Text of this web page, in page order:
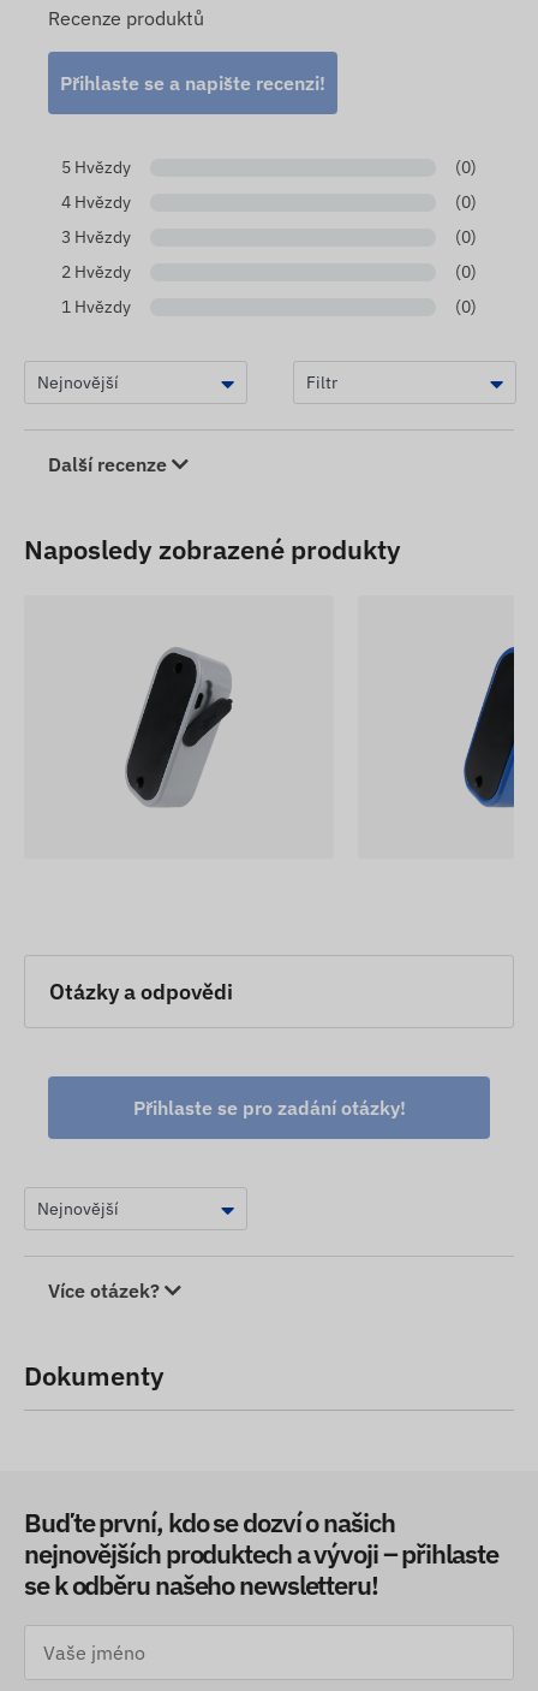
vyhovuje, využijte této skvělé služby!
Recenze produktů
Přihlaste se a napište recenzi!
5 Hvězdy
(0)
4 Hvězdy
(0)
3 Hvězdy
(0)
2 Hvězdy
(0)
1 Hvězdy
(0)
Další recenze
Naposledy zobrazené produkty
Otázky a odpovědi
Přihlaste se pro zadání otázky!
Více otázek?
Dokumenty
Buďte první, kdo se dozví o našich
nejnovějších produktech a vývoji – přihlaste
se k odběru našeho newsletteru!